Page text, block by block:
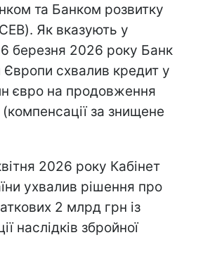
та Банком розвитку
Як вказують у
березня 2026 року Банк
Європи схвалив кредит у
євро на продовження
за знищене
2026 року Кабінет
ухвалив рішення про
2 млрд грн із
наслідків збройної